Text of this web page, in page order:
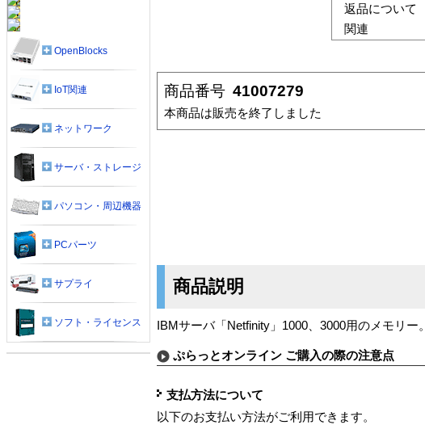
返品について
関連
商品番号 41007279
本商品は販売を終了しました
商品説明
IBMサーバ「Netfinity」1000、3000用のメモリー。
ぷらっとオンライン ご購入の際の注意点
支払方法について
以下のお支払い方法がご利用できます。
OpenBlocks
IoT関連
ネットワーク
サーバ・ストレージ
パソコン・周辺機器
PCパーツ
サプライ
ソフト・ライセンス